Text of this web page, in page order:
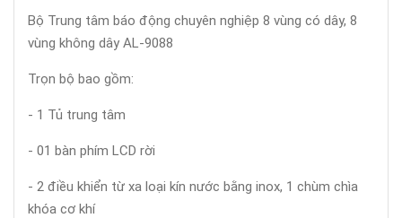
Bộ Trung tâm báo động chuyên nghiệp 8 vùng có dây, 8
vùng không dây AL-9088
Trọn bộ bao gồm:
- 1 Tủ trung tâm
- 01 bàn phím LCD rời
- 2 điều khiển từ xa loại kín nước bằng inox, 1 chùm chìa
khóa cơ khí